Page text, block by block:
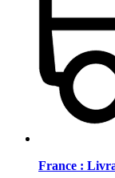
France :